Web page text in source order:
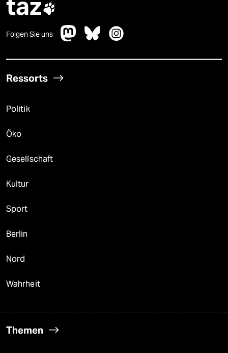

Folgen Sie uns
Ressorts
Politik
Öko
Gesellschaft
Kultur
Sport
Berlin
Nord
Wahrheit
Themen